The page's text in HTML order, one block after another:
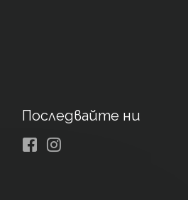
Последвайте ни
Facebook